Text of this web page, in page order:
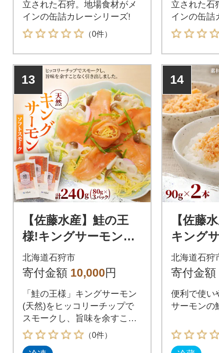
立された石狩。地場食材がメ
インの缶詰カレーシリーズ!
（0件）
立された石
インの缶詰
13
【佐藤水産】鮭の王
様!キングサーモンソ
フトスモーク 100セ
ット限定
北海道石狩市
寄付金額 10,000円
「鮭の王様」キングサーモン
(天然)をヒッコリーチップで
スモークし、旨味を余すこと
なく引き出しました。
（0件）
14
【佐藤
キング
フレー
北海道石狩
寄付金額
便利で使い
サーモンの